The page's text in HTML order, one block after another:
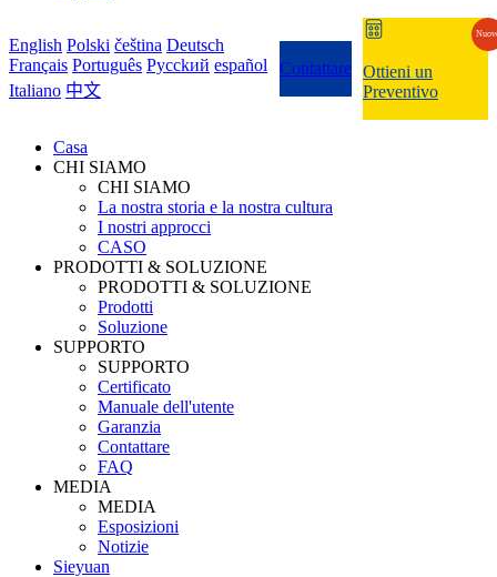
English Polski čeština Deutsch
Français Português Pycckий español
Italiano 中文
Contattare Ottieni un
Preventivo
Casa
CHI SIAMO
CHI SIAMO
La nostra storia e la nostra cultura
I nostri approcci
CASO
PRODOTTI & SOLUZIONE
PRODOTTI & SOLUZIONE
Prodotti
Soluzione
SUPPORTO
SUPPORTO
Certificato
Manuale dell'utente
Garanzia
Contattare
FAQ
MEDIA
MEDIA
Esposizioni
Notizie
Sieyuan